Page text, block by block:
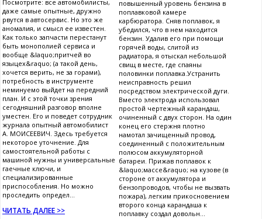
Посмотрите: все автомобилисты,
даже самые опытные, дружно
рвутся в автосервис. Но это же
аномалия, и смысл ее известен.
Как только запчасти перестанут
быть монополией сервиса и
вообще &laquo;притчей во
языцех&raquo; (а такой день,
хочется верить, не за горами),
потребность в инструменте
неминуемо выйдет на передний
план. И с этой точки зрения
сегодняшний разговор вполне
уместен. Его и поведет сотрудник
журнала опытный автомобилист
А. МОИСЕЕВИЧ. Здесь требуется
некоторое уточнение. Для
самостоятельной работы с
машиной нужны и универсальные
гаечные ключи, и
специализированные
приспособления. Но можно
проследить определ...
ЧИТАТЬ ДАЛЕЕ >>
повышенный уровень бензина в
поплавковой камере
карбюратора. Сняв поплавок, я
убедился, что в нем находится
бензин. Удалив его при помощи
горячей воды, слитой из
радиатора, я отыскал небольшой
свищ в месте, где спаяны
половинки поплавка.Устранить
неисправность решил
посредством электрической дуги.
Вместо электрода использовал
простой чертежный карандаш,
очиненный с двух сторон. На один
конец его стержня плотно
намотал зачищенный провод,
соединенный с положительным
полюсом аккумуляторной
батареи. Прижав поплавок к
&laquo;массе&raquo; на кузове (в
стороне от аккумулятора и
бензопроводов, чтобы не вызвать
пожара), легким прикосновением
второго конца карандаша к
поплавку создал довольн...